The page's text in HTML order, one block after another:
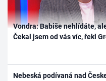
Vondra: Babiše nehlídáte,
Čekal jsem od vás víc, řekl
Nebeská podívaná nad